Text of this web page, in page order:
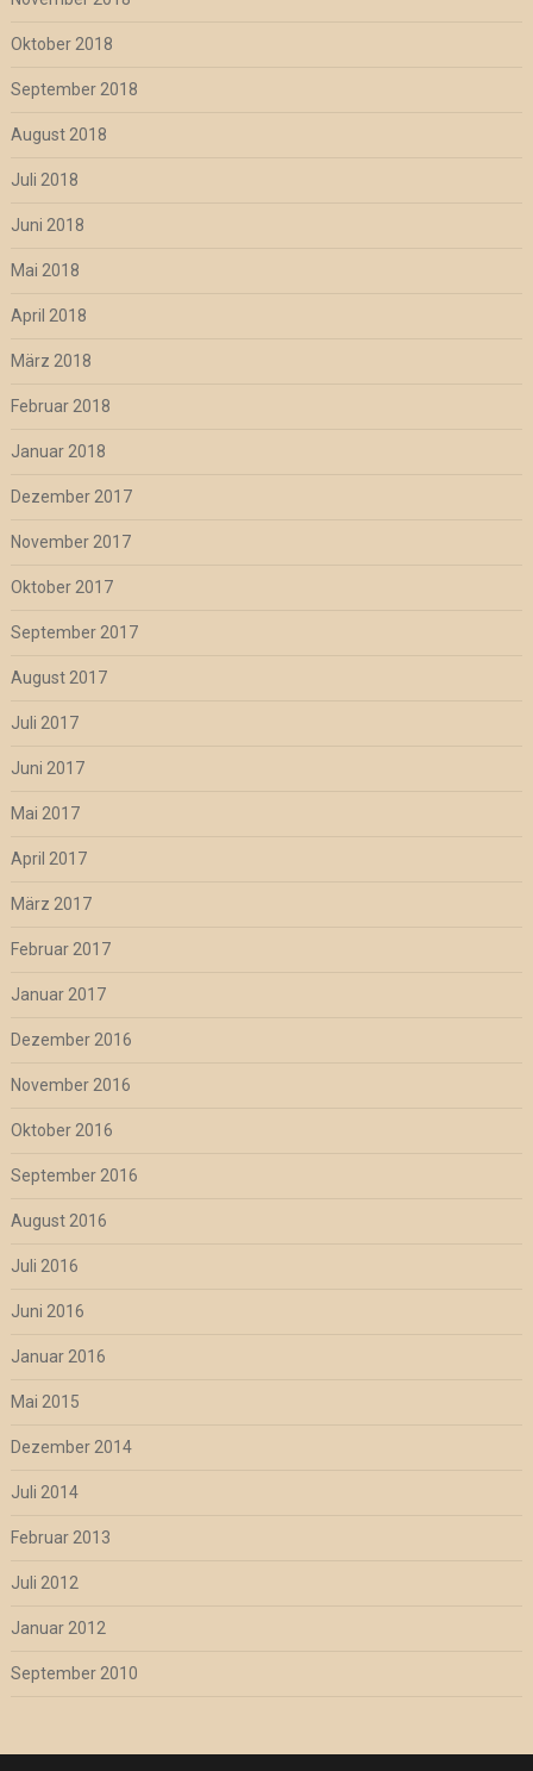
Oktober 2018
September 2018
August 2018
Juli 2018
Juni 2018
Mai 2018
April 2018
März 2018
Februar 2018
Januar 2018
Dezember 2017
November 2017
Oktober 2017
September 2017
August 2017
Juli 2017
Juni 2017
Mai 2017
April 2017
März 2017
Februar 2017
Januar 2017
Dezember 2016
November 2016
Oktober 2016
September 2016
August 2016
Juli 2016
Juni 2016
Januar 2016
Mai 2015
Dezember 2014
Juli 2014
Februar 2013
Juli 2012
Januar 2012
September 2010